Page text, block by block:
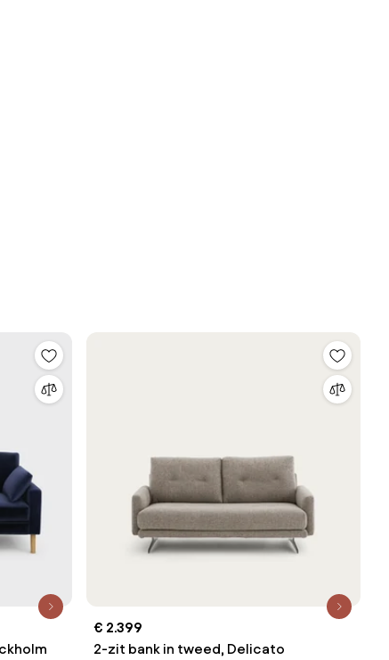
€ 2.399
2-zit bank in tweed, Delicato